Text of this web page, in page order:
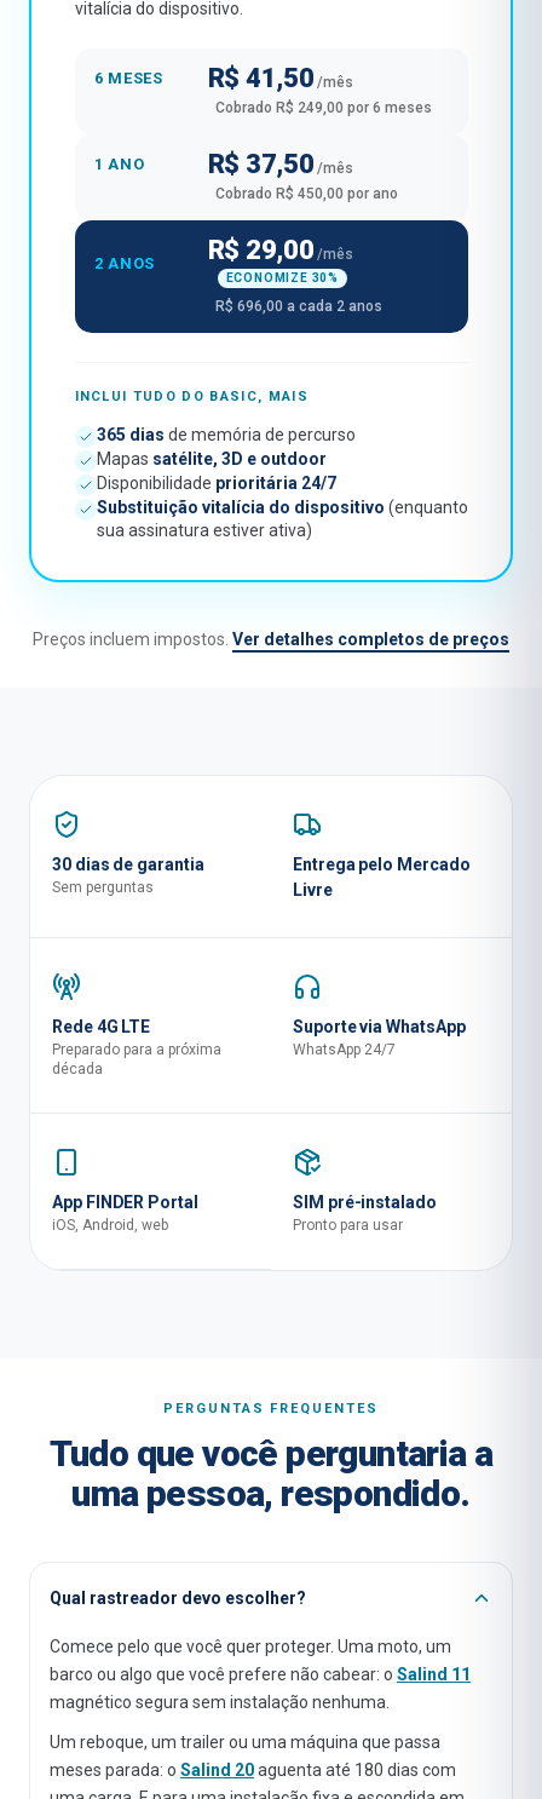
vitalícia do dispositivo.
6 MESES R$ 41,50 /mês
Cobrado R$ 249,00 por 6 meses
1 ANO R$ 37,50 /mês
Cobrado R$ 450,00 por ano
2 ANOS R$ 29,00 /mês
ECONOMIZE 30%
R$ 696,00 a cada 2 anos
INCLUI TUDO DO BASIC, MAIS
365 dias de memória de percurso
Mapas satélite, 3D e outdoor
Disponibilidade prioritária 24/7
Substituição vitalícia do dispositivo (enquanto
sua assinatura estiver ativa)
Preços incluem impostos. Ver detalhes completos de preços
30 dias de garantia
Sem perguntas
Entrega pelo Mercado
Livre
Rede 4G LTE
Preparado para a próxima
década
Suporte via WhatsApp
WhatsApp 24/7
App FINDER Portal
iOS, Android, web
SIM pré-instalado
Pronto para usar
PERGUNTAS FREQUENTES
Tudo que você perguntaria a
uma pessoa, respondido.
Qual rastreador devo escolher?
Comece pelo que você quer proteger. Uma moto, um
barco ou algo que você prefere não cabear: o Salind 11
magnético segura sem instalação nenhuma.
Um reboque, um trailer ou uma máquina que passa
meses parada: o Salind 20aguenta até 180 dias com